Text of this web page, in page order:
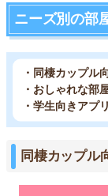
ニーズ別の部
・同棲カップル
・おしゃれな部
・学生向きアプ
同棲カップル